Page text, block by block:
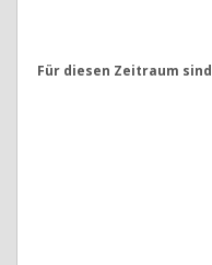
Für diesen Zeitraum